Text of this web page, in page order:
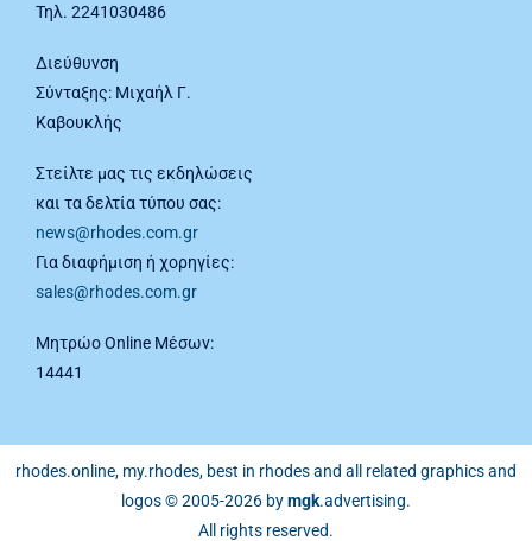
Τηλ. 2241030486
Διεύθυνση
Σύνταξης: Μιχαήλ Γ.
Καβουκλής
Στείλτε μας τις εκδηλώσεις
και τα δελτία τύπου σας:
news@rhodes.com.gr
Για διαφήμιση ή χορηγίες:
sales@rhodes.com.gr
Μητρώο Online Μέσων:
14441
rhodes.online, my.rhodes, best in rhodes and all related graphics and
logos © 2005-2026 bymgk.advertising.
All rights reserved.